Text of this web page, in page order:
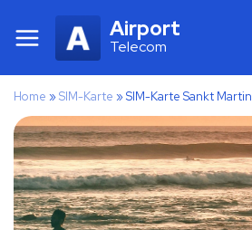
Airport
Telecom
Home »SIM-Karte »SIM-Karte Sankt Martin